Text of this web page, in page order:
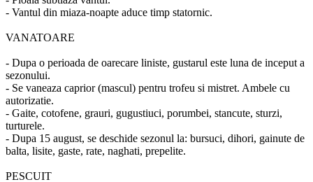
- Vantul din miaza-noapte aduce timp statornic.
VANATOARE
- Dupa o perioada de oarecare liniste, gustarul este luna de inceput a
sezonului.
- Se vaneaza caprior (mascul) pentru trofeu si mistret. Ambele cu
autorizatie.
- Gaite, cotofene, grauri, gugustiuci, porumbei, stancute, sturzi,
turturele.
- Dupa 15 august, se deschide sezonul la: bursuci, dihori, gainute de
balta, lisite, gaste, rate, naghati, prepelite.
PESCUIT